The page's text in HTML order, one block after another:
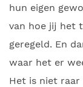
hun eigen
van hoe jij het
geregeld. En
waar het er
Het is niet raar